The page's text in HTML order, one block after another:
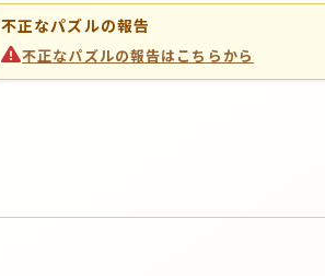
不正なパズルの報告
不正なパズルの報告はこちらから